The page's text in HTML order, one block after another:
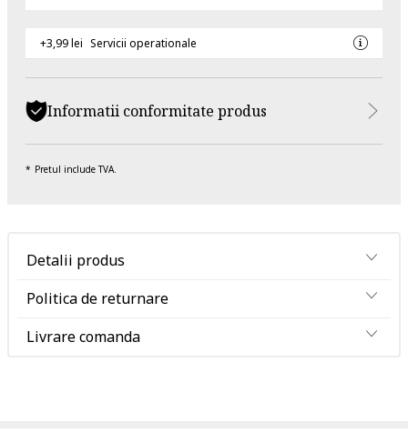
+3,99 lei Servicii operationale
Informatii conformitate produs
Pretul include TVA.
Detalii produs
Politica de returnare
Livrare comanda